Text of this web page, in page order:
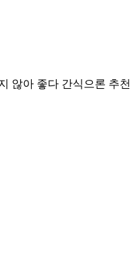
않아 좋다 간식으론 추천